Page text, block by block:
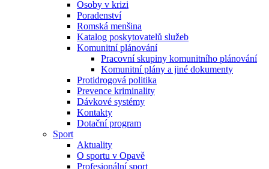
Osoby v krizi
Poradenství
Romská menšina
Katalog poskytovatelů služeb
Komunitní plánování
Pracovní skupiny komunitního plánování
Komunitní plány a jiné dokumenty
Protidrogová politika
Prevence kriminality
Dávkové systémy
Kontakty
Dotační program
Sport
Aktuality
O sportu v Opavě
Profesionální sport